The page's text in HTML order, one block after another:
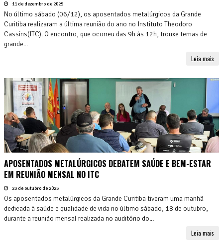
11 de dezembro de 2025
No último sábado (06/12), os aposentados metalúrgicos da Grande
Curitiba realizaram a última reunião do ano no Instituto Theodoro
Cassins(ITC). O encontro, que ocorreu das 9h às 12h, trouxe temas de
grande...
Leia mais
APOSENTADOS METALÚRGICOS DEBATEM SAÚDE E BEM-ESTAR
EM REUNIÃO MENSAL NO ITC
23 de outubro de 2025
Os aposentados metalúrgicos da Grande Curitiba tiveram uma manhã
dedicada à saúde e qualidade de vida no último sábado, 18 de outubro,
durante a reunião mensal realizada no auditório do...
Leia mais